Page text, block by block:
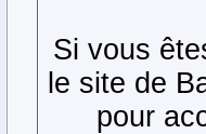
Si vous
le site de
pour